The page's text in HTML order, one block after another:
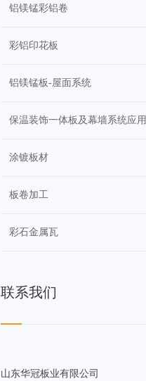
铝镁锰彩铝卷
彩铝印花板
铝镁锰板-屋面系统
保温装饰一体板及幕墙系统应用
涂镀板材
板卷加工
彩石金属瓦
联系我们
山东华冠板业有限公司